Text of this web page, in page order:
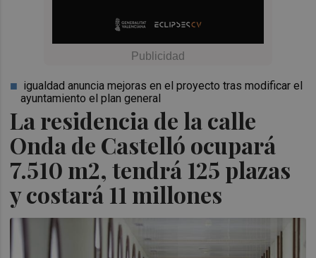
La residencia de la calle
Onda de Castelló ocupará
7.510 m2, tendrá 125 plazas
y costará 11 millones
igualdad anuncia mejoras en el proyecto tras modificar el
ayuntamiento el plan general